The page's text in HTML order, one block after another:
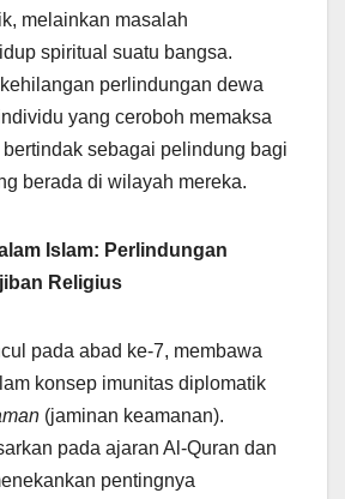
melainkan masalah
spiritual suatu bangsa.
perlindungan dewa
yang ceroboh memaksa
sebagai pelindung bagi
berada di wilayah mereka.
Islam: Perlindungan
Religius
pada abad ke-7, membawa
konsep imunitas diplomatik
(jaminan keamanan).
pada ajaran Al-Quran dan
pentingnya